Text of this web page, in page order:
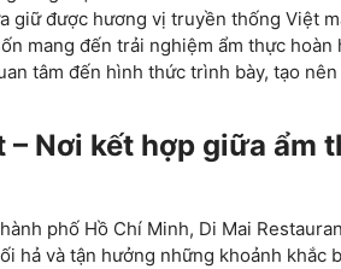
giữ được hương vị truyền thống Việt
mang đến trải nghiệm ẩm thực
tâm đến hình thức trình bày, tạo
– Nơi kết hợp giữa ẩm
phố Hồ Chí Minh, Di Mai
hả và tận hưởng những khoảnh khắc